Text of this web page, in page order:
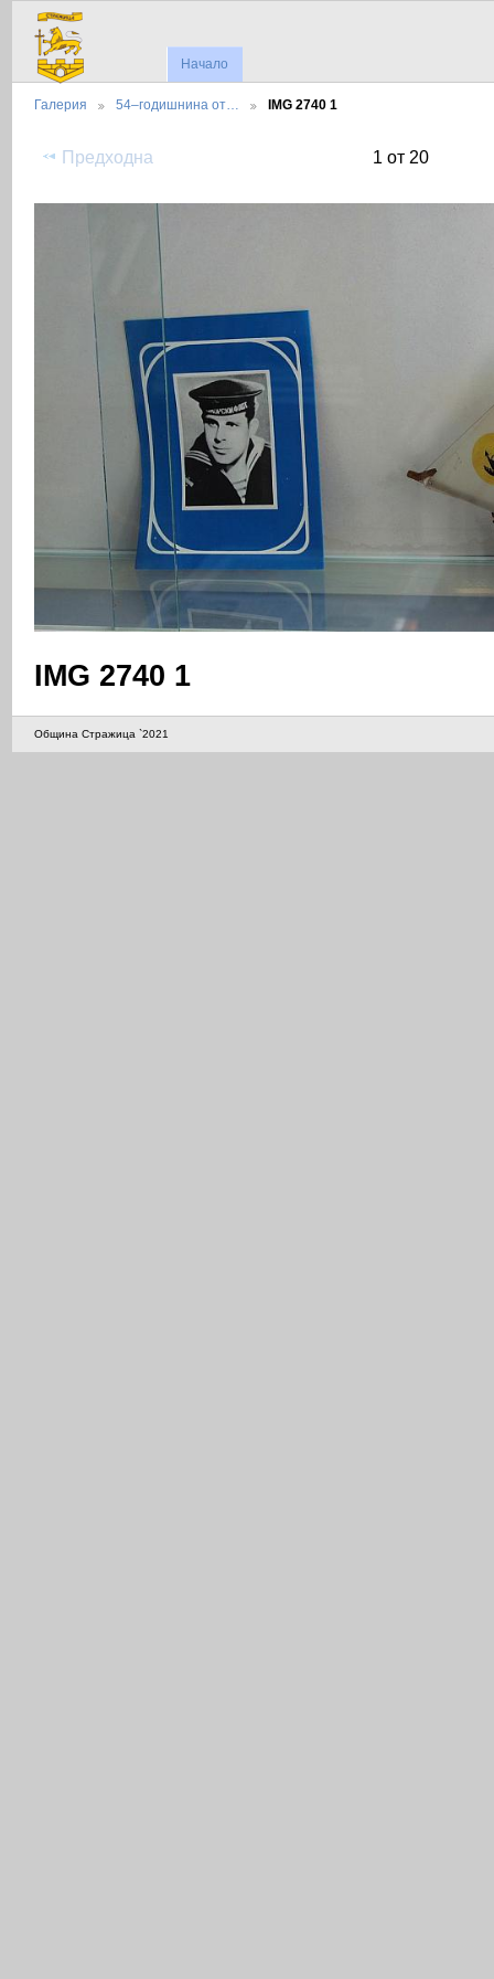
Начало
Галерия 54–годишнина от… IMG 2740 1
Предходна 1 от 20
IMG 2740 1
Община Стражица `2021